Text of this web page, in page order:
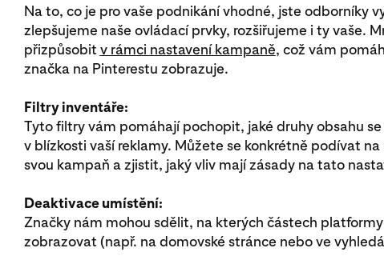
Na to, co je pro vaše podnikání vhodné, jste odborníky
zlepšujeme naše ovládací prvky, rozšiřujeme i ty vaše.
přizpůsobit v rámci nastavení kampaně, což vám
značka na Pinterestu zobrazuje.
Filtry inventáře:
Tyto filtry vám pomáhají pochopit, jaké druhy obsahu
v blízkosti vaší reklamy. Můžete se konkrétně podívat
svou kampaň a zjistit, jaký vliv mají zásady na tato
Deaktivace umístění:
Značky nám mohou sdělit, na kterých částech
zobrazovat (např. na domovské stránce nebo ve